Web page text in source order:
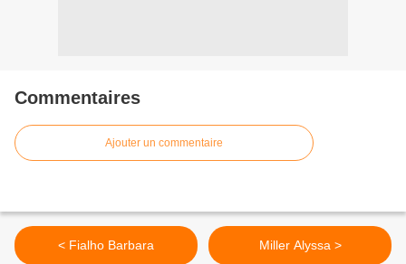
Commentaires
Ajouter un commentaire
< Fialho Barbara Miller Alyssa >